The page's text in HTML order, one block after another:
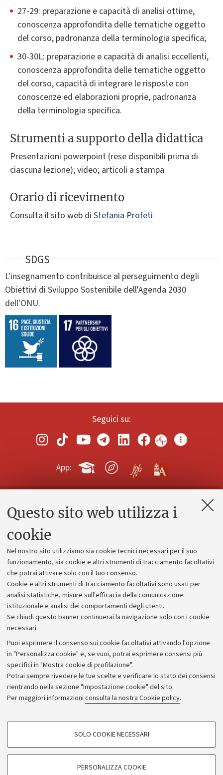
Questo sito web utilizza i
cookie
Nel nostro sito utilizziamo sia cookie tecnici necessari per il suo
funzionamento, sia cookie e altri strumenti di tracciamento facoltativi
che potrai attivare solo con il tuo consenso.
Cookie e altri strumenti di tracciamento facoltativi sono usati per
analisi statistiche, misure sull'efficacia della comunicazione
istituzionale e analisi dei comportamenti degli utenti.
Se chiudi questo banner continuerai la navigazione solo con i cookie
necessari.
Puoi esprimere il consenso sui cookie facoltativi attivando l'opzione
in "Personalizza cookie" e, se vuoi, potrai esprimere consensi più
specifici in "Mostra cookie di profilazione".
Potrai sempre rivedere le tue scelte e verificare lo stato dei consensi
rientrando nella sezione "Impostazione cookie" del sito.
Per maggiori informazioni consulta la nostra Cookie policy.
COOKIE DI PROFILAZIONE - FACOLTATIVI
SOLO COOKIE NECESSARI
PERSONALIZZA COOKIE
27-29: preparazione e capacità di analisi ottime,
conoscenza approfondita delle tematiche oggetto
del corso, padronanza della terminologia specifica;
30-30L: preparazione e capacità di analisi eccellenti,
conoscenza approfondita delle tematiche oggetto
del corso, capacità di integrare le risposte con
conoscenze ed elaborazioni proprie, padronanza
della terminologia specifica.
Strumenti a supporto della didattica
Presentazioni powerpoint (rese disponibili prima di
ciascuna lezione); video; articoli a stampa
Orario di ricevimento
Consulta il sito web di Stefania Profeti
SDGS
L'insegnamento contribuisce al perseguimento degli
Obiettivi di Sviluppo Sostenibile dell'Agenda 2030
dell'ONU.
Seguici su:
App:
Contatti e PEC
Alumni community
Piano strategico
Bilanci
Donazioni e 5x1000
Bandi, gare e concorsi
Albo online
Amministrazione trasparente
Atti di notifica
Informazioni sul sito e accessibilità
Dichiarazione di accessibilità
Privacy e note legali
Impostazioni Cookie